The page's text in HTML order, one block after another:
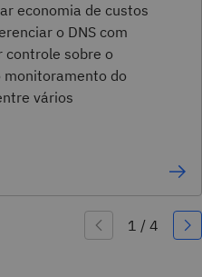
economia de custos
o DNS com
controle sobre o
monitoramento do
vários